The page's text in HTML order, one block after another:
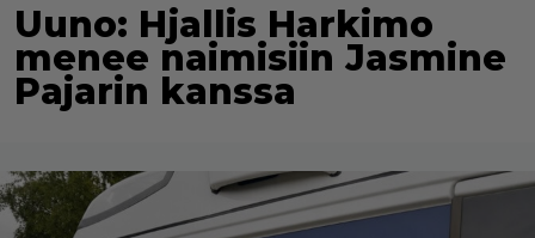
Uuno: Hjallis Harkimo
menee naimisiin Jasmine
Pajarin kanssa